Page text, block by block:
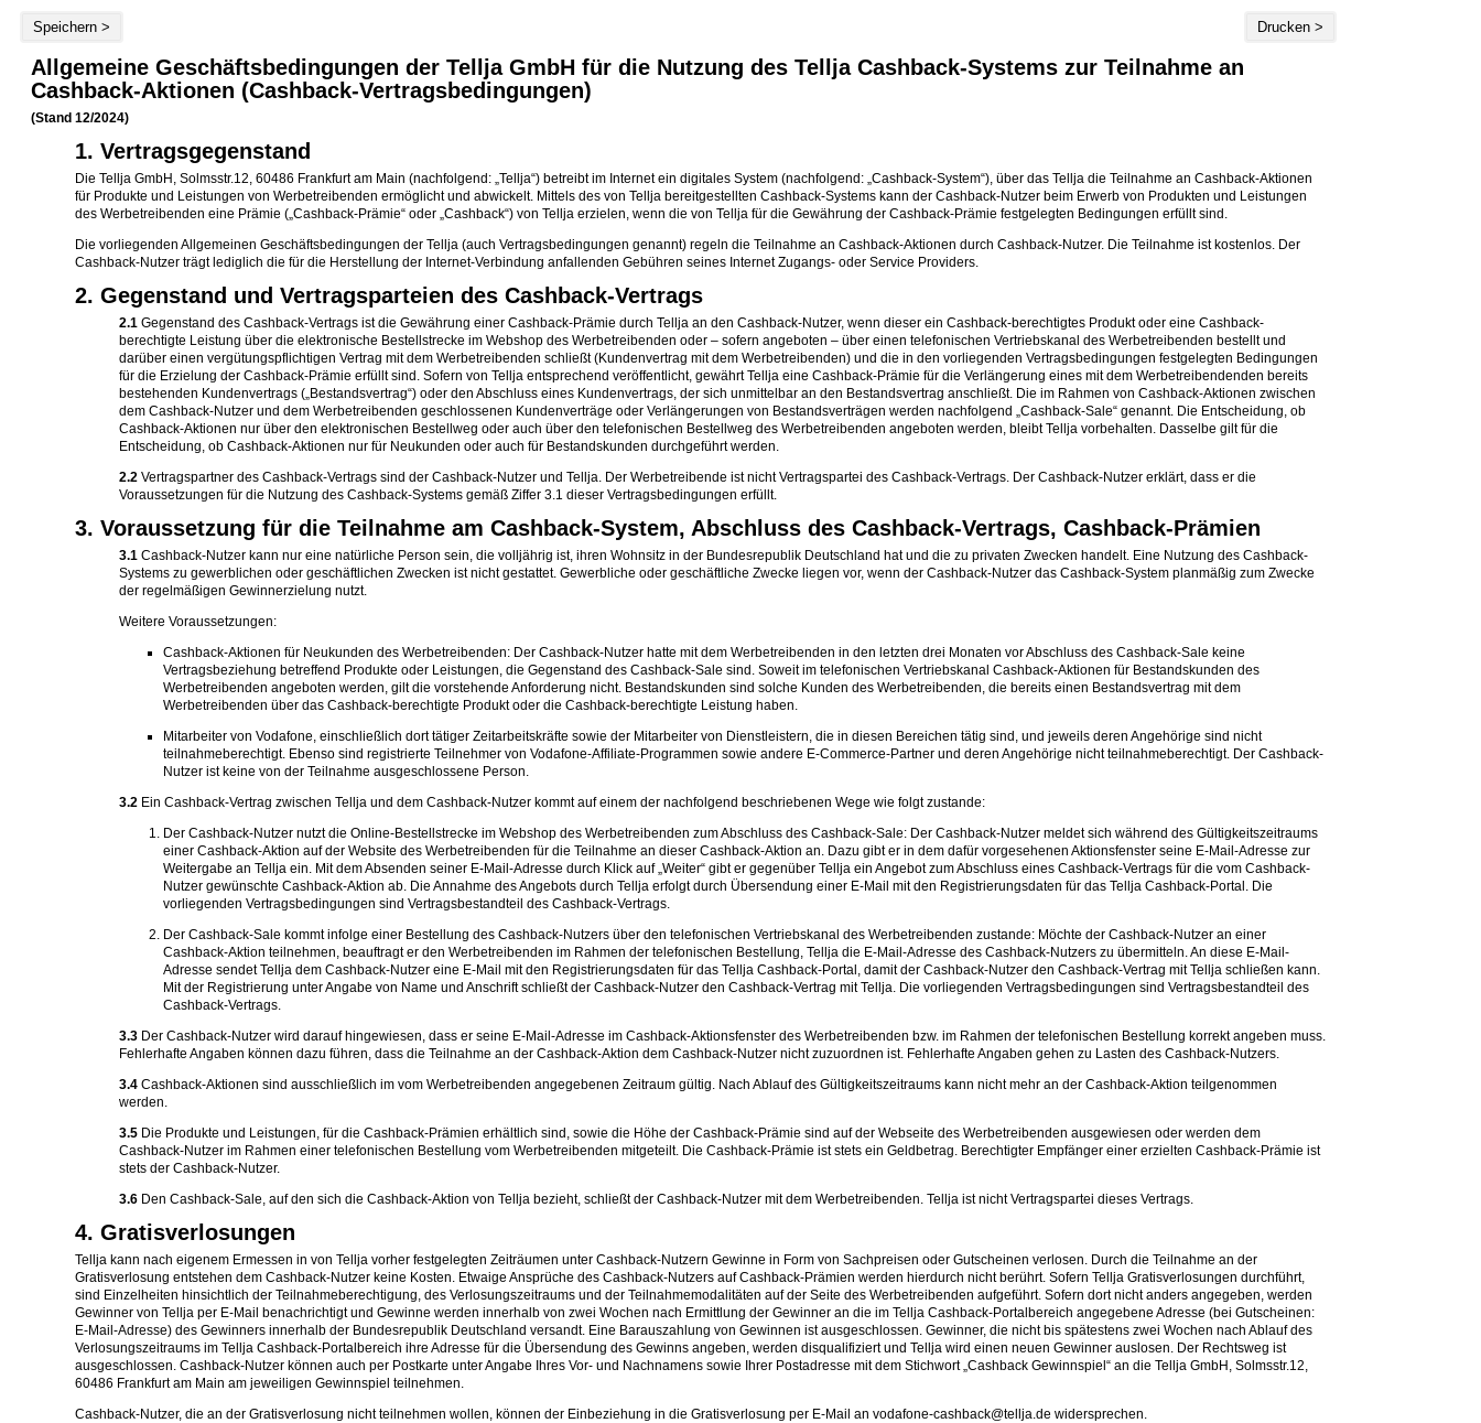
Speichern > Drucken >
Allgemeine Geschäftsbedingungen der Tellja GmbH für die Nutzung des Tellja Cashback-Systems zur Teilnahme an
Cashback-Aktionen (Cashback-Vertragsbedingungen)
(Stand 12/2024)
1. Vertragsgegenstand
Die Tellja GmbH, Solmsstr.12, 60486 Frankfurt am Main (nachfolgend: „Tellja“) betreibt im Internet ein digitales System (nachfolgend: „Cashback-System“), über das Tellja die Teilnahme an Cashback-Aktionen
für Produkte und Leistungen von Werbetreibenden ermöglicht und abwickelt. Mittels des von Tellja bereitgestellten Cashback-Systems kann der Cashback-Nutzer beim Erwerb von Produkten und Leistungen
des Werbetreibenden eine Prämie („Cashback-Prämie“ oder „Cashback“) von Tellja erzielen, wenn die von Tellja für die Gewährung der Cashback-Prämie festgelegten Bedingungen erfüllt sind.
Die vorliegenden Allgemeinen Geschäftsbedingungen der Tellja (auch Vertragsbedingungen genannt) regeln die Teilnahme an Cashback-Aktionen durch Cashback-Nutzer. Die Teilnahme ist kostenlos. Der
Cashback-Nutzer trägt lediglich die für die Herstellung der Internet-Verbindung anfallenden Gebühren seines Internet Zugangs- oder Service Providers.
2. Gegenstand und Vertragsparteien des Cashback-Vertrags
2.1 Gegenstand des Cashback-Vertrags ist die Gewährung einer Cashback-Prämie durch Tellja an den Cashback-Nutzer, wenn dieser ein Cashback-berechtigtes Produkt oder eine Cashback-
berechtigte Leistung über die elektronische Bestellstrecke im Webshop des Werbetreibenden oder – sofern angeboten – über einen telefonischen Vertriebskanal des Werbetreibenden bestellt und
darüber einen vergütungspflichtigen Vertrag mit dem Werbetreibenden schließt (Kundenvertrag mit dem Werbetreibenden) und die in den vorliegenden Vertragsbedingungen festgelegten Bedingungen
für die Erzielung der Cashback-Prämie erfüllt sind. Sofern von Tellja entsprechend veröffentlicht, gewährt Tellja eine Cashback-Prämie für die Verlängerung eines mit dem Werbetreibendenden bereits
bestehenden Kundenvertrags („Bestandsvertrag“) oder den Abschluss eines Kundenvertrags, der sich unmittelbar an den Bestandsvertrag anschließt. Die im Rahmen von Cashback-Aktionen zwischen
dem Cashback-Nutzer und dem Werbetreibenden geschlossenen Kundenverträge oder Verlängerungen von Bestandsverträgen werden nachfolgend „Cashback-Sale“ genannt. Die Entscheidung, ob
Cashback-Aktionen nur über den elektronischen Bestellweg oder auch über den telefonischen Bestellweg des Werbetreibenden angeboten werden, bleibt Tellja vorbehalten. Dasselbe gilt für die
Entscheidung, ob Cashback-Aktionen nur für Neukunden oder auch für Bestandskunden durchgeführt werden.
2.2 Vertragspartner des Cashback-Vertrags sind der Cashback-Nutzer und Tellja. Der Werbetreibende ist nicht Vertragspartei des Cashback-Vertrags. Der Cashback-Nutzer erklärt, dass er die
Voraussetzungen für die Nutzung des Cashback-Systems gemäß Ziffer 3.1 dieser Vertragsbedingungen erfüllt.
3. Voraussetzung für die Teilnahme am Cashback-System, Abschluss des Cashback-Vertrags, Cashback-Prämien
3.1 Cashback-Nutzer kann nur eine natürliche Person sein, die volljährig ist, ihren Wohnsitz in der Bundesrepublik Deutschland hat und die zu privaten Zwecken handelt. Eine Nutzung des Cashback-
Systems zu gewerblichen oder geschäftlichen Zwecken ist nicht gestattet. Gewerbliche oder geschäftliche Zwecke liegen vor, wenn der Cashback-Nutzer das Cashback-System planmäßig zum Zwecke
der regelmäßigen Gewinnerzielung nutzt.
Weitere Voraussetzungen:
Cashback-Aktionen für Neukunden des Werbetreibenden: Der Cashback-Nutzer hatte mit dem Werbetreibenden in den letzten drei Monaten vor Abschluss des Cashback-Sale keine
Vertragsbeziehung betreffend Produkte oder Leistungen, die Gegenstand des Cashback-Sale sind. Soweit im telefonischen Vertriebskanal Cashback-Aktionen für Bestandskunden des
Werbetreibenden angeboten werden, gilt die vorstehende Anforderung nicht. Bestandskunden sind solche Kunden des Werbetreibenden, die bereits einen Bestandsvertrag mit dem
Werbetreibenden über das Cashback-berechtigte Produkt oder die Cashback-berechtigte Leistung haben.
Mitarbeiter von Vodafone, einschließlich dort tätiger Zeitarbeitskräfte sowie der Mitarbeiter von Dienstleistern, die in diesen Bereichen tätig sind, und jeweils deren Angehörige sind nicht
teilnahmeberechtigt. Ebenso sind registrierte Teilnehmer von Vodafone-Affiliate-Programmen sowie andere E-Commerce-Partner und deren Angehörige nicht teilnahmeberechtigt. Der Cashback-
Nutzer ist keine von der Teilnahme ausgeschlossene Person.
3.2 Ein Cashback-Vertrag zwischen Tellja und dem Cashback-Nutzer kommt auf einem der nachfolgend beschriebenen Wege wie folgt zustande:
Der Cashback-Nutzer nutzt die Online-Bestellstrecke im Webshop des Werbetreibenden zum Abschluss des Cashback-Sale: Der Cashback-Nutzer meldet sich während des Gültigkeitszeitraums
einer Cashback-Aktion auf der Website des Werbetreibenden für die Teilnahme an dieser Cashback-Aktion an. Dazu gibt er in dem dafür vorgesehenen Aktionsfenster seine E-Mail-Adresse zur
Weitergabe an Tellja ein. Mit dem Absenden seiner E-Mail-Adresse durch Klick auf „Weiter“ gibt er gegenüber Tellja ein Angebot zum Abschluss eines Cashback-Vertrags für die vom Cashback-
Nutzer gewünschte Cashback-Aktion ab. Die Annahme des Angebots durch Tellja erfolgt durch Übersendung einer E-Mail mit den Registrierungsdaten für das Tellja Cashback-Portal. Die
vorliegenden Vertragsbedingungen sind Vertragsbestandteil des Cashback-Vertrags.
Der Cashback-Sale kommt infolge einer Bestellung des Cashback-Nutzers über den telefonischen Vertriebskanal des Werbetreibenden zustande: Möchte der Cashback-Nutzer an einer
Cashback-Aktion teilnehmen, beauftragt er den Werbetreibenden im Rahmen der telefonischen Bestellung, Tellja die E-Mail-Adresse des Cashback-Nutzers zu übermitteln. An diese E-Mail-
Adresse sendet Tellja dem Cashback-Nutzer eine E-Mail mit den Registrierungsdaten für das Tellja Cashback-Portal, damit der Cashback-Nutzer den Cashback-Vertrag mit Tellja schließen kann.
Mit der Registrierung unter Angabe von Name und Anschrift schließt der Cashback-Nutzer den Cashback-Vertrag mit Tellja. Die vorliegenden Vertragsbedingungen sind Vertragsbestandteil des
Cashback-Vertrags.
3.3 Der Cashback-Nutzer wird darauf hingewiesen, dass er seine E-Mail-Adresse im Cashback-Aktionsfenster des Werbetreibenden bzw. im Rahmen der telefonischen Bestellung korrekt angeben muss.
Fehlerhafte Angaben können dazu führen, dass die Teilnahme an der Cashback-Aktion dem Cashback-Nutzer nicht zuzuordnen ist. Fehlerhafte Angaben gehen zu Lasten des Cashback-Nutzers.
3.4 Cashback-Aktionen sind ausschließlich im vom Werbetreibenden angegebenen Zeitraum gültig. Nach Ablauf des Gültigkeitszeitraums kann nicht mehr an der Cashback-Aktion teilgenommen
werden.
3.5 Die Produkte und Leistungen, für die Cashback-Prämien erhältlich sind, sowie die Höhe der Cashback-Prämie sind auf der Webseite des Werbetreibenden ausgewiesen oder werden dem
Cashback-Nutzer im Rahmen einer telefonischen Bestellung vom Werbetreibenden mitgeteilt. Die Cashback-Prämie ist stets ein Geldbetrag. Berechtigter Empfänger einer erzielten Cashback-Prämie ist
stets der Cashback-Nutzer.
3.6 Den Cashback-Sale, auf den sich die Cashback-Aktion von Tellja bezieht, schließt der Cashback-Nutzer mit dem Werbetreibenden. Tellja ist nicht Vertragspartei dieses Vertrags.
4. Gratisverlosungen
Tellja kann nach eigenem Ermessen in von Tellja vorher festgelegten Zeiträumen unter Cashback-Nutzern Gewinne in Form von Sachpreisen oder Gutscheinen verlosen. Durch die Teilnahme an der
Gratisverlosung entstehen dem Cashback-Nutzer keine Kosten. Etwaige Ansprüche des Cashback-Nutzers auf Cashback-Prämien werden hierdurch nicht berührt. Sofern Tellja Gratisverlosungen durchführt,
sind Einzelheiten hinsichtlich der Teilnahmeberechtigung, des Verlosungszeitraums und der Teilnahmemodalitäten auf der Seite des Werbetreibenden aufgeführt. Sofern dort nicht anders angegeben, werden
Gewinner von Tellja per E-Mail benachrichtigt und Gewinne werden innerhalb von zwei Wochen nach Ermittlung der Gewinner an die im Tellja Cashback-Portalbereich angegebene Adresse (bei Gutscheinen:
E-Mail-Adresse) des Gewinners innerhalb der Bundesrepublik Deutschland versandt. Eine Barauszahlung von Gewinnen ist ausgeschlossen. Gewinner, die nicht bis spätestens zwei Wochen nach Ablauf des
Verlosungszeitraums im Tellja Cashback-Portalbereich ihre Adresse für die Übersendung des Gewinns angeben, werden disqualifiziert und Tellja wird einen neuen Gewinner auslosen. Der Rechtsweg ist
ausgeschlossen. Cashback-Nutzer können auch per Postkarte unter Angabe Ihres Vor- und Nachnamens sowie Ihrer Postadresse mit dem Stichwort „Cashback Gewinnspiel“ an die Tellja GmbH, Solmsstr.12,
60486 Frankfurt am Main am jeweiligen Gewinnspiel teilnehmen.
Cashback-Nutzer, die an der Gratisverlosung nicht teilnehmen wollen, können der Einbeziehung in die Gratisverlosung per E-Mail an vodafone-cashback@tellja.de widersprechen.